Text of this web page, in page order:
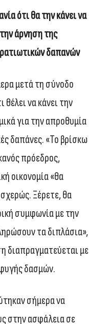
ότι θα την κάνει να
άρνηση της
δαπανών
μετά τη σύνοδο
να κάνει την
για την απροθυμία
δαπάνες. «Το βρίσκω
πρόεδρος,
οικονομία «θα
Ξέρετε, θα
συμφωνία με την
τα διπλάσια»,
διαπραγματεύεται με
δασμών.
σήμερα να
στην ασφάλεια σε